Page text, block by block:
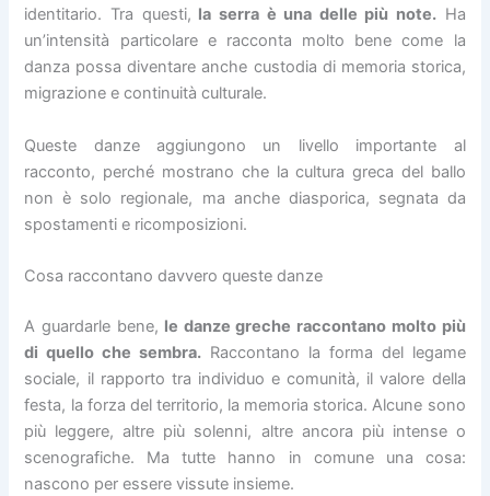
identitario. Tra questi, la serra è una delle più note.Ha
un’intensità particolare e racconta molto bene come la
danza possa diventare anche custodia di memoria storica,
migrazione e continuità culturale.
Queste danze aggiungono un livello importante al
racconto, perché mostrano che la cultura greca del ballo
non è solo regionale, ma anche diasporica, segnata da
spostamenti e ricomposizioni.
Cosa raccontano davvero queste danze
A guardarle bene, le danze greche raccontano molto più
di quello che sembra. Raccontano la forma del legame
sociale, il rapporto tra individuo e comunità, il valore della
festa, la forza del territorio, la memoria storica. Alcune sono
più leggere, altre più solenni, altre ancora più intense o
scenografiche. Ma tutte hanno in comune una cosa:
nascono per essere vissute insieme.